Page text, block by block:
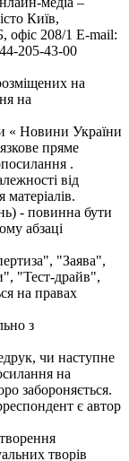
Київ,
208/1 E-mail:
205-43-00
на
на
« Новини України
пряме
.
від
- повинна бути
абзаці
"Заява",
"Тест-драйв",
на правах
з
чи наступне
на
забороняється.
є автор
творів